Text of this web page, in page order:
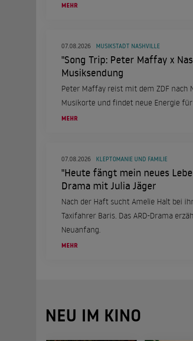
MEHR
07.08.2026 MUSIKSTADT NASHVILLE
"Song Trip: Peter Maffay x
Musiksendung
Peter Maffay reist mit dem ZDF nach
Musikorte und findet neue Energie
MEHR
07.08.2026 KLEPTOMANIE UND FAMILIE
"Heute fängt mein neues
Drama mit Julia Jäger
Nach der Haft sucht Amelie Halt bei
Taxifahrer Baris. Das ARD-Drama
Neuanfang.
MEHR
NEU IM KINO